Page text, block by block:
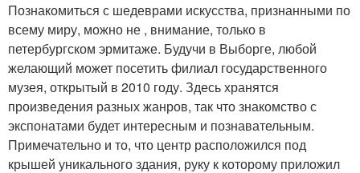
Познакомиться с шедеврами искусства, признанными по
всему миру, можно не , внимание, только в
петербургском эрмитаже. Будучи в Выборге, любой
желающий может посетить филиал государственного
музея, открытый в 2010 году. Здесь хранятся
произведения разных жанров, так что знакомство с
экспонатами будет интересным и познавательным.
Примечательно и то, что центр расположился под
крышей уникального здания, руку к которому приложил